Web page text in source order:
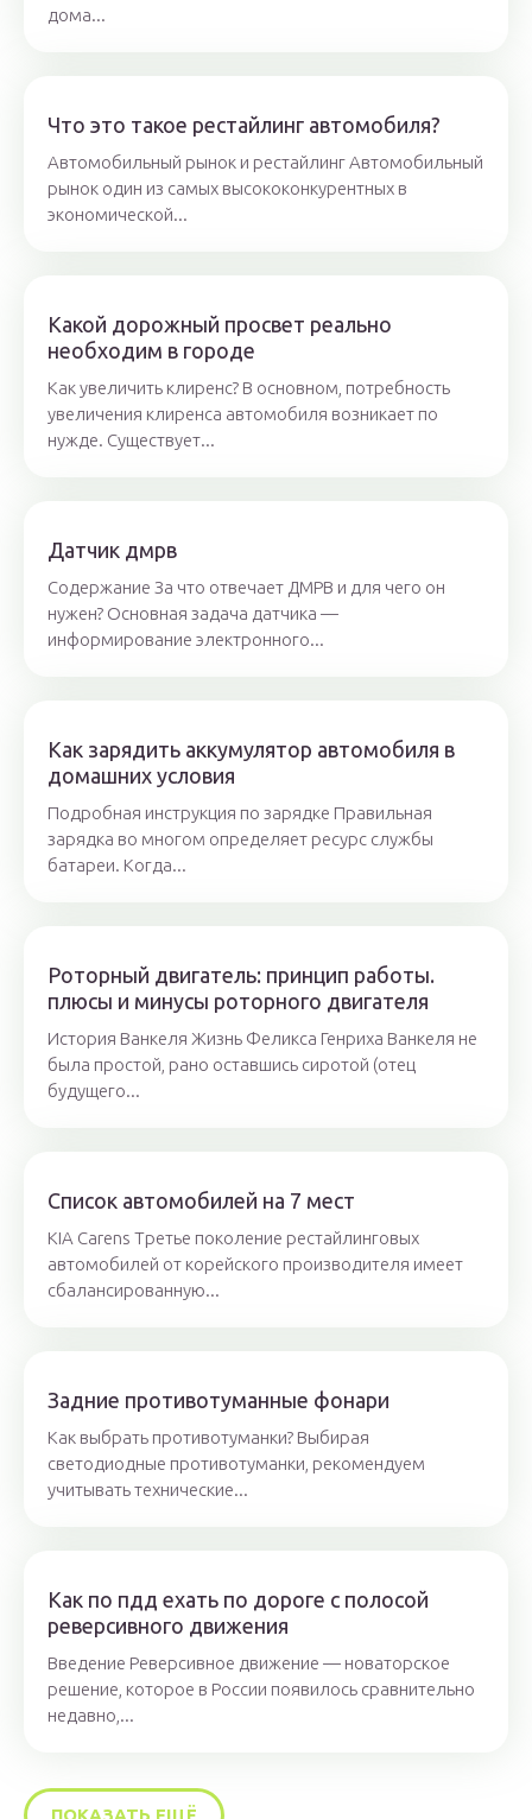
дома...
Что это такое рестайлинг автомобиля?
Автомобильный рынок и рестайлинг Автомобильный
рынок один из самых высококонкурентных в
экономической...
Какой дорожный просвет реально
необходим в городе
Как увеличить клиренс? В основном, потребность
увеличения клиренса автомобиля возникает по
нужде. Существует...
Датчик дмрв
Содержание За что отвечает ДМРВ и для чего он
нужен? Основная задача датчика —
информирование электронного...
Как зарядить аккумулятор автомобиля в
домашних условия
Подробная инструкция по зарядке Правильная
зарядка во многом определяет ресурс службы
батареи. Когда...
Роторный двигатель: принцип работы.
плюсы и минусы роторного двигателя
История Ванкеля Жизнь Феликса Генриха Ванкеля не
была простой, рано оставшись сиротой (отец
будущего...
Список автомобилей на 7 мест
KIA Carens Третье поколение рестайлинговых
автомобилей от корейского производителя имеет
сбалансированную...
Задние противотуманные фонари
Как выбрать противотуманки? Выбирая
светодиодные противотуманки, рекомендуем
учитывать технические...
Как по пдд ехать по дороге с полосой
реверсивного движения
Введение Реверсивное движение — новаторское
решение, которое в России появилось сравнительно
недавно,...
ПОКАЗАТЬ ЕЩЁ